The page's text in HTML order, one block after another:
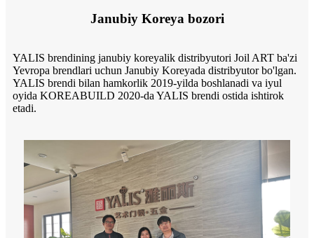
Janubiy Koreya bozori
YALIS brendining janubiy koreyalik distribyutori Joil ART ba'zi
Yevropa brendlari uchun Janubiy Koreyada distribyutor bo'lgan.
YALIS brendi bilan hamkorlik 2019-yilda boshlanadi va iyul
oyida KOREABUILD 2020-da YALIS brendi ostida ishtirok
etadi.